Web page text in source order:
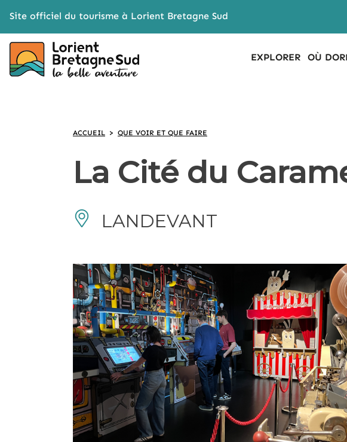
Site officiel du tourisme à Lorient Bretagne Sud
EXPLORER OÙ
ACCUEIL > QUE VOIR ET QUE FAIRE
La Cité du
LANDEVANT